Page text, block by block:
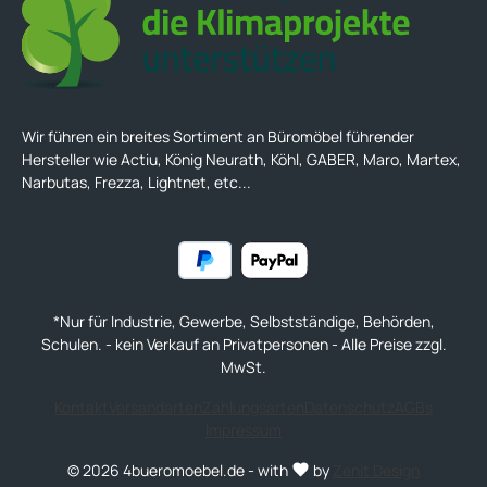
Wir führen ein breites Sortiment an Büromöbel führender
Hersteller wie Actiu, König Neurath, Köhl, GABER, Maro, Martex,
Narbutas, Frezza, Lightnet, etc...
*Nur für Industrie, Gewerbe, Selbstständige, Behörden,
Schulen. - kein Verkauf an Privatpersonen - Alle Preise zzgl.
MwSt.
© 2026 4bueromoebel.de - with by